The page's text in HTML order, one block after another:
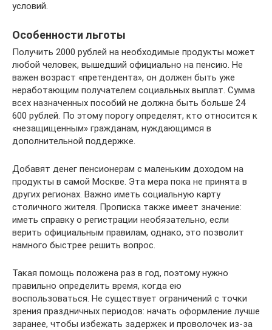
условий.
Особенности льготы
Получить 2000 рублей на необходимые продукты может
любой человек, вышедший официально на пенсию. Не
важен возраст «претендента», он должен быть уже
неработающим получателем социальных выплат. Сумма
всех назначенных пособий не должна быть больше 24
600 рублей. По этому порогу определят, кто относится к
«незащищенным» гражданам, нуждающимся в
дополнительной поддержке.
Добавят денег пенсионерам с маленьким доходом на
продукты в самой Москве. Эта мера пока не принята в
других регионах. Важно иметь социальную карту
столичного жителя. Прописка также имеет значение:
иметь справку о регистрации необязательно, если
верить официальным правилам, однако, это позволит
намного быстрее решить вопрос.
Такая помощь положена раз в год, поэтому нужно
правильно определить время, когда ею
воспользоваться. Не существует ограничений с точки
зрения праздничных периодов: начать оформление лучше
заранее, чтобы избежать задержек и проволочек из-за